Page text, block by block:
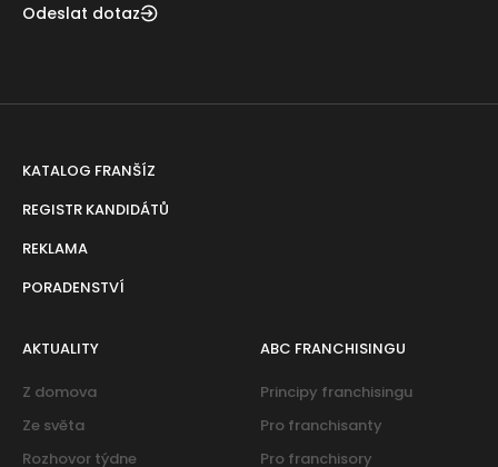
Odeslat dotaz
KATALOG FRANŠÍZ
REGISTR KANDIDÁTŮ
REKLAMA
PORADENSTVÍ
AKTUALITY
Z domova
Ze světa
Rozhovor týdne
ABC FRANCHISINGU
Principy franchisingu
Pro franchisanty
Pro franchisory